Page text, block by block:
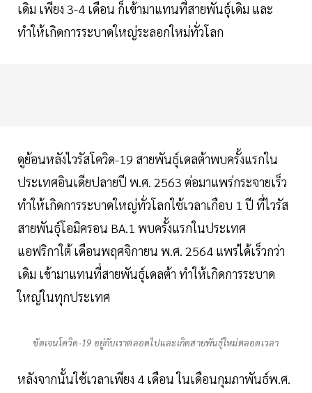
เดิม เพียง 3-4 เดือน ก็เข้ามาแทนที่สายพันธุ์เดิม และ
ทำให้เกิดการระบาดใหญ่ระลอกใหม่ทั่วโลก
ดูย้อนหลังไวรัสโควิด-19 สายพันธุ์เดลต้าพบครั้งแรกใน
ประเทศอินเดียปลายปี พ.ศ. 2563 ต่อมาแพร่กระจายเร็ว
ทำให้เกิดการระบาดใหญ่ทั่วโลกใช้เวลาเกือบ 1 ปี ที่ไวรัส
สายพันธุ์โอมิครอน BA.1 พบครั้งแรกในประเทศ
แอฟริกาใต้ เดือนพฤศจิกายน พ.ศ. 2564 แพร่ได้เร็วกว่า
เดิม เข้ามาแทนที่สายพันธุ์เดลต้า ทำให้เกิดการระบาด
ใหญ่ในทุกประเทศ
ชัดเจนโควิด-19 อยู่กับเราตลอดไปและเกิดสายพันธุ์ใหม่ตลอดเวลา
หลังจากนั้นใช้เวลาเพียง 4 เดือน ในเดือนกุมภาพันธ์พ.ศ.